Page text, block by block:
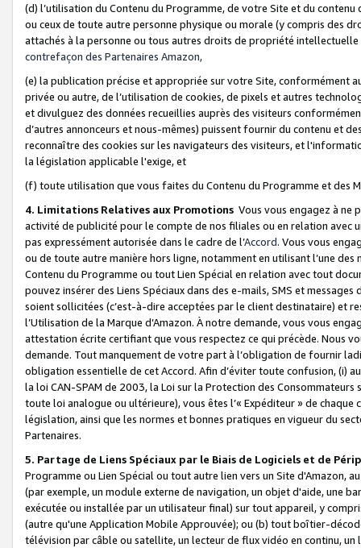
(d) l’utilisation du Contenu du Programme, de votre Site et du
ou ceux de toute autre personne physique ou morale (y compris des
attachés à la personne ou tous autres droits de propriété
contrefaçon des Partenaires Amazon,
(e) la publication précise et appropriée sur votre Site, conformément
privée ou autre, de l’utilisation de cookies, de pixels et autres
et divulguez des données recueillies auprès des visiteurs
d’autres annonceurs et nous-mêmes) puissent fournir du contenu et
reconnaître des cookies sur les navigateurs des visiteurs, et
la législation applicable l'exige, et
(f) toute utilisation que vous faites du Contenu du Programme et des
4. Limitations Relatives aux Promotions Vous vous engagez à ne
activité de publicité pour le compte de nos filiales ou en relation avec
pas expressément autorisée dans le cadre de l’Accord. Vous vous
ou de toute autre manière hors ligne, notamment en utilisant l’une
Contenu du Programme ou tout Lien Spécial en relation avec tout
pouvez insérer des Liens Spéciaux dans des e-mails, SMS et
soient sollicitées (c’est-à-dire acceptées par le client destinataire) et
l’Utilisation de la Marque d’Amazon. À notre demande, vous vous
attestation écrite certifiant que vous respectez ce qui précède. Nous
demande. Tout manquement de votre part à l’obligation de fournir
obligation essentielle de cet Accord. Afin d’éviter toute confusion, (i)
la loi CAN-SPAM de 2003, la Loi sur la Protection des
toute loi analogue ou ultérieure), vous êtes l’« Expéditeur » de
législation, ainsi que les normes et bonnes pratiques en vigueur du
Partenaires.
5. Partage de Liens Spéciaux par le Biais de Logiciels et de
Programme ou Lien Spécial ou tout autre lien vers un Site d'Amazon,
(par exemple, un module externe de navigation, un objet d'aide, une
exécutée ou installée par un utilisateur final) sur tout appareil, y
(autre qu'une Application Mobile Approuvée); ou (b) tout boîtier-
télévision par câble ou satellite, un lecteur de flux vidéo en continu,